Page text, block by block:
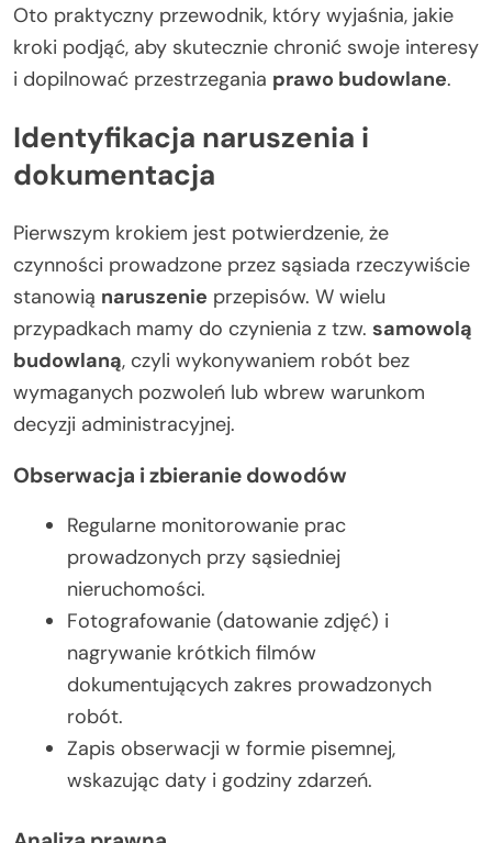
Oto praktyczny przewodnik, który wyjaśnia, jakie
kroki podjąć, aby skutecznie chronić swoje interesy
i dopilnować przestrzegania prawo budowlane.
Identyfikacja naruszenia i
dokumentacja
Pierwszym krokiem jest potwierdzenie, że
czynności prowadzone przez sąsiada rzeczywiście
stanowią naruszenie przepisów. W wielu
przypadkach mamy do czynienia z tzw. samowolą
budowlaną, czyli wykonywaniem robót bez
wymaganych pozwoleń lub wbrew warunkom
decyzji administracyjnej.
Obserwacja i zbieranie dowodów
Regularne monitorowanie prac
prowadzonych przy sąsiedniej
nieruchomości.
Fotografowanie (datowanie zdjęć) i
nagrywanie krótkich filmów
dokumentujących zakres prowadzonych
robót.
Zapis obserwacji w formie pisemnej,
wskazując daty i godziny zdarzeń.